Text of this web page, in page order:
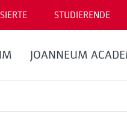
STUDIERENDE
JOANNEUM